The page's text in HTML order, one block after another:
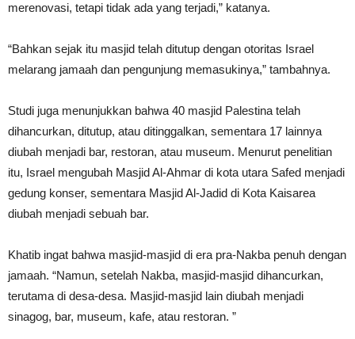
merenovasi, tetapi tidak ada yang terjadi,” katanya.
“Bahkan sejak itu masjid telah ditutup dengan otoritas Israel
melarang jamaah dan pengunjung memasukinya,” tambahnya.
Studi juga menunjukkan bahwa 40 masjid Palestina telah
dihancurkan, ditutup, atau ditinggalkan, sementara 17 lainnya
diubah menjadi bar, restoran, atau museum. Menurut penelitian
itu, Israel mengubah Masjid Al-Ahmar di kota utara Safed menjadi
gedung konser, sementara Masjid Al-Jadid di Kota Kaisarea
diubah menjadi sebuah bar.
Khatib ingat bahwa masjid-masjid di era pra-Nakba penuh dengan
jamaah. “Namun, setelah Nakba, masjid-masjid dihancurkan,
terutama di desa-desa. Masjid-masjid lain diubah menjadi
sinagog, bar, museum, kafe, atau restoran. ”